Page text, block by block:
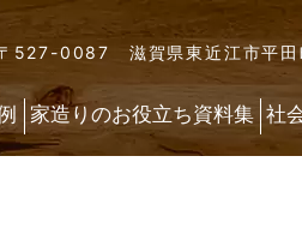
527-0087 滋賀県東近江市平
家造りのお役立ち資料集 社